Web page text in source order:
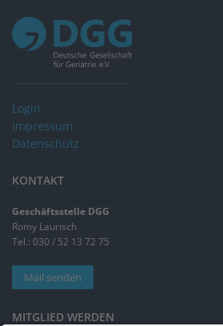
Login
Impressum
Datenschutz
KONTAKT
Geschäftsstelle DGG
Romy Laurisch
Tel.: 030 / 52 13 72 75
Mail senden
MITGLIED WERDEN